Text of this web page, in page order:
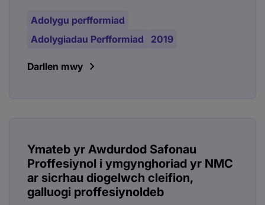
Adolygu perfformiad
Adolygiadau Perfformiad
2019
Darllen mwy
Ymateb yr Awdurdod Safonau
Proffesiynol i ymgynghoriad yr NMC
ar sicrhau diogelwch cleifion,
galluogi proffesiynoldeb